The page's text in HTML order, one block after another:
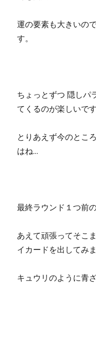
運の要素も大きいの
す。
ちょっとずつ 隠しパ
てくるのが楽しいです
とりあえず今のとこ
はね…
最終ラウンド１つ前
あえて頑張ってそこ
イカードを出してみ
キュウリのように青